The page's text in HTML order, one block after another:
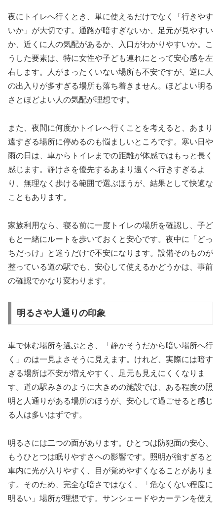
夜にトイレへ行くとき、単に使えるだけでなく「行きやす
いか」が大切です。通路が暗すぎないか、足元が見やすい
か、近くに人の気配があるか、入口がわかりやすいか。こ
うした要素は、特に女性や子ども連れにとって安心感を左
右します。人がまったくいない場所も不安ですが、逆に人
の出入りが多すぎる場所も落ち着きません。ほどよい明る
さとほどよい人の気配が理想です。
また、夜間に何度かトイレへ行くことを考えると、あまり
遠すぎる場所に停めるのも悩ましいところです。寒い日や
雨の日は、車からトイレまでの距離が体感ではもっと長く
感じます。静けさを優先するあまり遠くへ行きすぎるよ
り、無理なく歩ける範囲で選ぶほうが、結果として快適な
こともあります。
家族利用なら、寝る前に一度トイレの場所を確認し、子ど
もと一緒にルートを歩いておくと安心です。夜中に「どっ
ちだっけ」と迷うだけで不安になります。設備そのものが
整っている道の駅でも、安心して使えるかどうかは、事前
の確認でかなり変わります。
明るさや人通りの印象
車で休む場所を選ぶとき、「静かそうだから暗い場所へ行
く」のは一見よさそうに見えます。けれど、実際には暗す
ぎる場所は不安が増えやすく、足元も見えにくくなりま
す。道の駅みきのように大きめの施設では、ある程度の照
明と人通りがある場所のほうが、安心して過ごせると感じ
る人は多いはずです。
明るさには二つの面があります。ひとつは防犯面の安心、
もうひとつは眠りやすさへの影響です。照明が強すぎると
車内に光が入りやすく、目が覚めやすくなることがありま
す。そのため、完全な暗さではなく、「危なくない程度に
明るい」場所が理想です。サンシェードやカーテンを使え